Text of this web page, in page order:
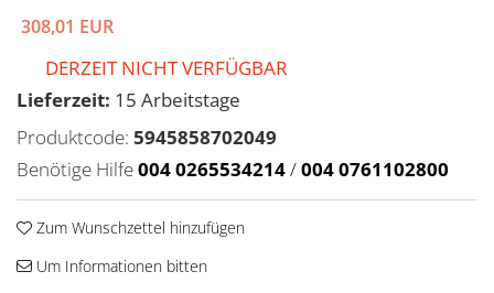
308,01 EUR
DERZEIT NICHT VERFÜGBAR
Lieferzeit: 15 Arbeitstage
Produktcode: 5945858702049
Benötige Hilfe004 0265534214/004 0761102800
Zum Wunschzettel hinzufügen
Um Informationen bitten